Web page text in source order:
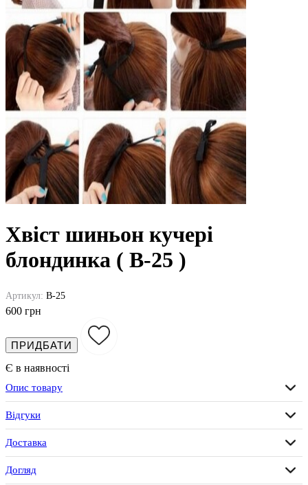
Хвіст шиньон кучері
блондинка ( B-25 )
Артикул: B-25
600 грн
ПРИДБАТИ
Є в наявності
Опис товару
Відгуки
Доставка
Догляд